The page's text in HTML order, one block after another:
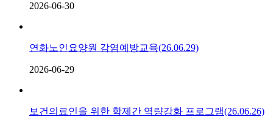
2026-06-30
연화노인요양원 감염예방교육(26.06.29)
2026-06-29
보건의료인을 위한 학제간 역량강화 프로그램(26.06.26)